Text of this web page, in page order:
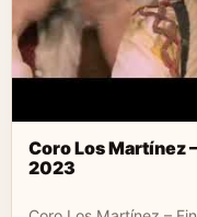
Coro Los Martínez
2023